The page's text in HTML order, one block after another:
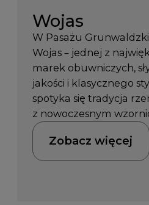
Wojas
W Pasażu
Wojas – jednej z
marek obuwniczych,
jakości i klasycznego
spotyka się tradycja
z nowoczesnym
Zobacz więcej